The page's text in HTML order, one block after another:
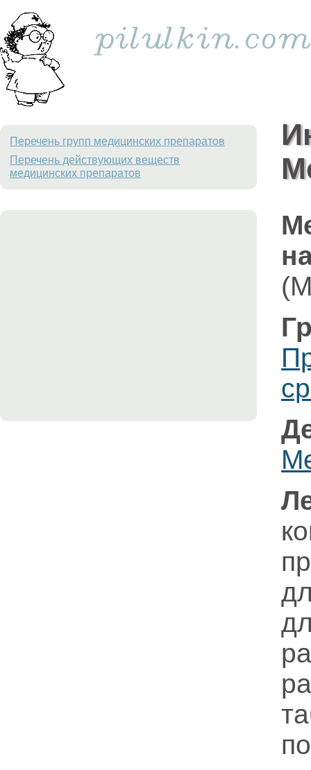
Перечень групп медицинских препаратов
Перечень действующих веществ
медицинских препаратов